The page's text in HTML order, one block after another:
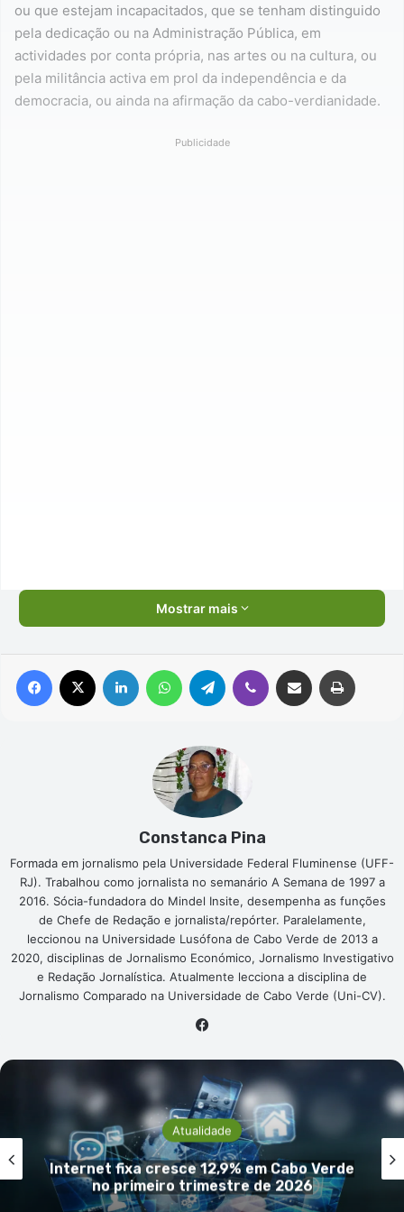
ou que estejam incapacitados, que se tenham distinguido
pela dedicação ou na Administração Pública, em
actividades por conta própria, nas artes ou na cultura, ou
pela militância activa em prol da independência e da
democracia, ou ainda na afirmação da cabo-verdianidade.
Publicidade
Mostrar mais
Facebook Linkedin WhatsAppTelegram Viber Compartilhar via e-mail
Constanca Pina
Formada em jornalismo pela Universidade Federal Fluminense (UFF-
RJ). Trabalhou como jornalista no semanário A Semana de 1997 a
2016. Sócia-fundadora do Mindel Insite, desempenha as funções
de Chefe de Redação e jornalista/repórter. Paralelamente,
leccionou na Universidade Lusófona de Cabo Verde de 2013 a
2020, disciplinas de Jornalismo Económico, Jornalismo Investigativo
e Redação Jornalística. Atualmente lecciona a disciplina de
Jornalismo Comparado na Universidade de Cabo Verde (Uni-CV).
Atualidade
INECV descarta acusações de alegada
manipulção e reafirma independência e
rigor das estatísticas oficiais